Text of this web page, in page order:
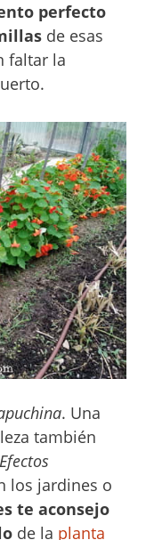
perfecto
de esas
faltar la
. Una
también
Efectos
los jardines o
te aconsejo
de la planta